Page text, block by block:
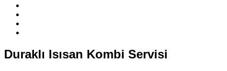
Duraklı Isısan Kombi Servisi